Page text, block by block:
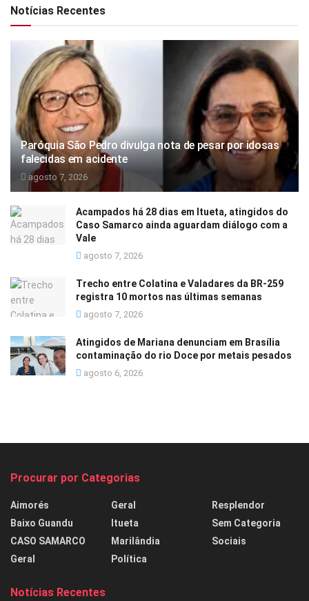
Notícias Recentes
Paróquia São Pedro divulga nota de pesar por idosas
falecidas em acidente
agosto 7, 2026
Acampados há 28 dias em Itueta, atingidos do
Caso Samarco ainda aguardam diálogo com a
Vale
agosto 7, 2026
Trecho entre Colatina e Valadares da BR-259
registra 10 mortos nas últimas semanas
agosto 7, 2026
Atingidos de Mariana denunciam em Brasília
contaminação do rio Doce por metais pesados
agosto 6, 2026
Procurar por Categorias
Aimorés
Baixo Guandu
CASO SAMARCO
Geral
Geral
Itueta
Marilândia
Política
Resplendor
Sem Categoria
Sociais
Notícias Recentes